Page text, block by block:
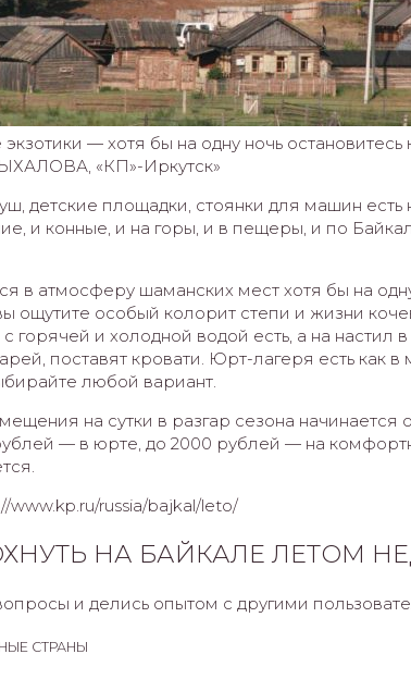
— хотя бы на одну ночь остановитесь
«КП»-Иркутск»
детские площадки, стоянки для машин есть
и конные, и на горы, и в пещеры, и по
в атмосферу шаманских мест хотя бы на
ощутите особый колорит степи и жизни
с горячей и холодной водой есть, а на настил
поставят кровати. Юрт-лагеря есть как в
любой вариант.
на сутки в разгар сезона начинается
— в юрте, до 2000 рублей — на
www.kp.ru/russia/bajkal/leto/
НА БАЙКАЛЕ ЛЕТОМ
и делись опытом с другими
СТРАНЫ